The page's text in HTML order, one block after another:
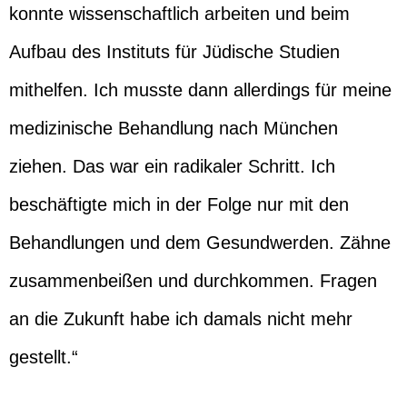
konnte wissenschaftlich arbeiten und beim
Aufbau des Instituts für Jüdische Studien
mithelfen. Ich musste dann allerdings für meine
medizinische Behandlung nach München
ziehen. Das war ein radikaler Schritt. Ich
beschäftigte mich in der Folge nur mit den
Behandlungen und dem Gesundwerden. Zähne
zusammenbeißen und durchkommen. Fragen
an die Zukunft habe ich damals nicht mehr
gestellt.“